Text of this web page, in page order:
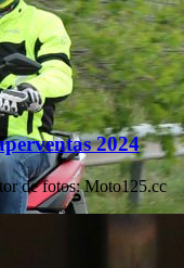
2024
de fotos: Moto125.cc